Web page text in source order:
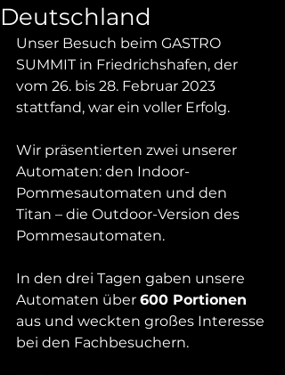
Deutschland
Unser Besuch beim GASTRO
SUMMIT in Friedrichshafen, der
vom 26. bis 28. Februar 2023
stattfand, war ein voller Erfolg.
Wir präsentierten zwei unserer
Automaten: den Indoor-
Pommesautomaten und den
Titan – die Outdoor-Version des
Pommesautomaten.
In den drei Tagen gaben unsere
Automaten über 600 Portionen
aus und weckten großes Interesse
bei den Fachbesuchern.